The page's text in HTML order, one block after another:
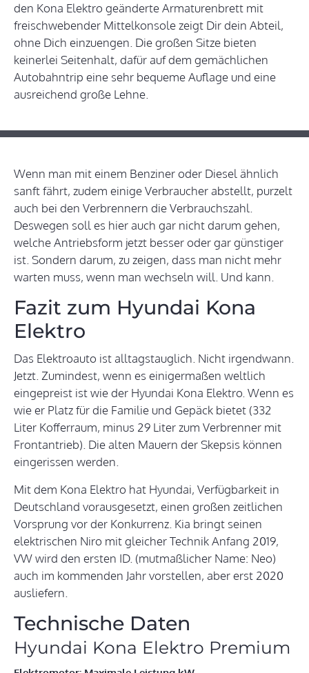
den Kona Elektro geänderte Armaturenbrett mit
freischwebender Mittelkonsole zeigt Dir dein Abteil,
ohne Dich einzuengen. Die großen Sitze bieten
keinerlei Seitenhalt, dafür auf dem gemächlichen
Autobahntrip eine sehr bequeme Auflage und eine
ausreichend große Lehne.
Wenn man mit einem Benziner oder Diesel ähnlich
sanft fährt, zudem einige Verbraucher abstellt, purzelt
auch bei den Verbrennern die Verbrauchszahl.
Deswegen soll es hier auch gar nicht darum gehen,
welche Antriebsform jetzt besser oder gar günstiger
ist. Sondern darum, zu zeigen, dass man nicht mehr
warten muss, wenn man wechseln will. Und kann.
Fazit zum Hyundai Kona
Elektro
Das Elektroauto ist alltagstauglich. Nicht irgendwann.
Jetzt. Zumindest, wenn es einigermaßen weltlich
eingepreist ist wie der Hyundai Kona Elektro. Wenn es
wie er Platz für die Familie und Gepäck bietet (332
Liter Kofferraum, minus 29 Liter zum Verbrenner mit
Frontantrieb). Die alten Mauern der Skepsis können
eingerissen werden.
Mit dem Kona Elektro hat Hyundai, Verfügbarkeit in
Deutschland vorausgesetzt, einen großen zeitlichen
Vorsprung vor der Konkurrenz. Kia bringt seinen
elektrischen Niro mit gleicher Technik Anfang 2019,
VW wird den ersten ID. (mutmaßlicher Name: Neo)
auch im kommenden Jahr vorstellen, aber erst 2020
ausliefern.
Technische Daten
Hyundai Kona Elektro Premium